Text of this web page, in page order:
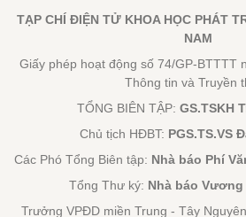
TẠP CHÍ ĐIỆN TỬ KHOA HỌC PHÁT
NAM
Giấy phép hoạt động số 74/GP-BTTTT
Thông tin và Truyền
TỔNG BIÊN TẬP: GS.TSKH
Chủ tịch HĐBT: PGS.TS.VS
Các Phó Tổng Biên tập: Nhà báo Phí
Tổng Thư ký: Nhà báo
Trưởng VPĐD miền Trung - Tây